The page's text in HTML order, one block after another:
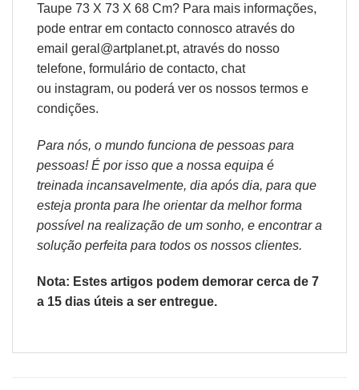
Taupe 73 X 73 X 68 Cm? Para mais informações,
pode entrar em contacto connosco através do
email geral@artplanet.pt, através do nosso
telefone, formulário de contacto, chat
ou instagram, ou poderá ver os nossos termos e
condições.
Para nós, o mundo funciona de pessoas para
pessoas! É por isso que a nossa equipa é
treinada incansavelmente, dia após dia, para que
esteja pronta para lhe orientar da melhor forma
possível na realização de um sonho, e encontrar a
solução perfeita para todos os nossos clientes.
Nota: Estes artigos podem demorar cerca de 7
a 15 dias úteis a ser entregue.